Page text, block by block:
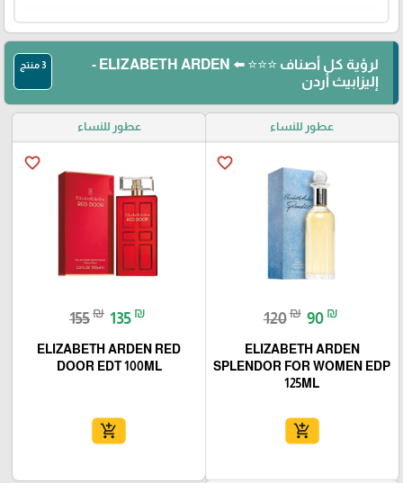
لرؤية كل أصناف ⭐⭐⭐ ⬅️ ELIZABETH ARDEN -
إليزابيث أردن
3 منتج
عطور للنساء
favorite_border
120₪ 90 ₪
ELIZABETH ARDEN
SPLENDOR FOR WOMEN EDP
125ML
add_shopping_cart
عطور للنساء
favorite_border
155₪ 135 ₪
ELIZABETH ARDEN RED
DOOR EDT 100ML
add_shopping_cart